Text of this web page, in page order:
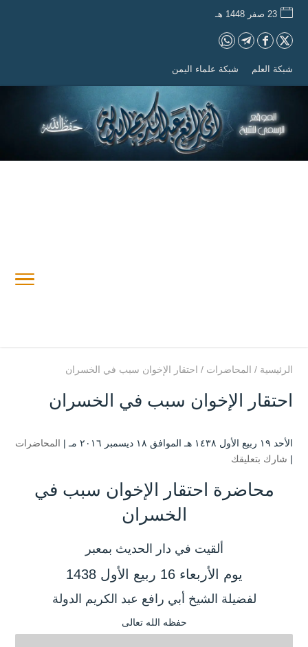
23 صفر 1448 هـ
شبكة العلم شبكة علماء اليمن
الرئيسية / المحاضرات / احتقار الإخوان سبب في الخسران
احتقار الإخوان سبب في الخسران
الأحد ۱۹ ربيع الأول ۱٤۳۸ هـ الموافق ۱۸ ديسمبر ۲۰۱٦ مـ |
المحاضرات
| شارك بتعليقك
محاضرة احتقار الإخوان سبب في
الخسران
ألقيت في دار الحديث بمعبر
يوم الأربعاء 16 ربيع الأول 1438
لفضيلة الشيخ أبي رافع عبد الكريم الدولة
حفظه الله تعالى